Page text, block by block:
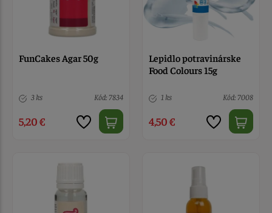
FunCakes Agar 50g
3 ks Kód: 7834
5,20 €
Lepidlo potravinárske
Food Colours 15g
1 ks Kód: 7008
4,50 €